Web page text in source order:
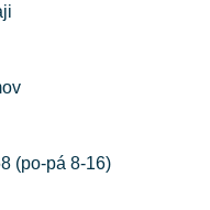
(po-pá 8-16)